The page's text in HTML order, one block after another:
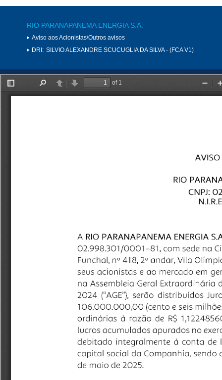
RIO PARANAPANEMA ENERGIA S.A.
Aviso aos Acionistas\Outros avisos
DRI: SILVIO ALEXANDRE SCUCUGLIA DA SILVA - (FCA V1)